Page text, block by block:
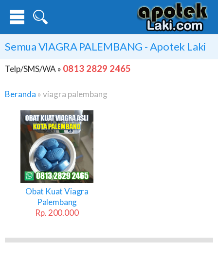
SemuaVIAGRA PALEMBANG - Apotek Laki
Telp/SMS/WA » 0813 2829 2465
Beranda »viagra palembang
Viagra
Palembang
Obat Kuat Viagra
Palembang
Rp. 200.000